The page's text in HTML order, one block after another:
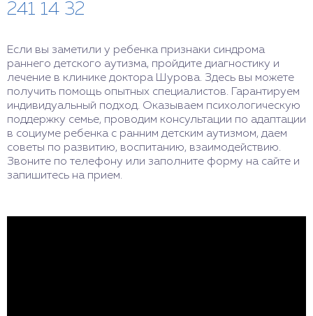
241 14 32
Если вы заметили у ребенка признаки синдрома
раннего детского аутизма, пройдите диагностику и
лечение в клинике доктора Шурова. Здесь вы можете
получить помощь опытных специалистов. Гарантируем
индивидуальный подход. Оказываем психологическую
поддержку семье, проводим консультации по адаптации
в социуме ребенка с ранним детским аутизмом, даем
советы по развитию, воспитанию, взаимодействию.
Звоните по телефону или заполните форму на сайте и
запишитесь на прием.